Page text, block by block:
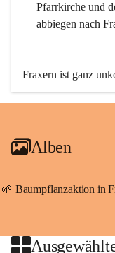
Pfarrkirche und
abbiegen nach
Fraxern ist ganz
den öffentlichen
An Samstagen,
persönlichen
Haltestelle
beide Fahrten
Alben
🌱 Baumpflanzaktion in